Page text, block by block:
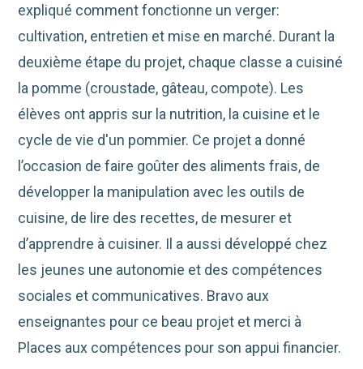
expliqué comment fonctionne un verger:
cultivation, entretien et mise en marché. Durant la
deuxième étape du projet, chaque classe a cuisiné
la pomme (croustade, gâteau, compote). Les
élèves ont appris sur la nutrition, la cuisine et le
cycle de vie d'un pommier. Ce projet a donné
l’occasion de faire goûter des aliments frais, de
développer la manipulation avec les outils de
cuisine, de lire des recettes, de mesurer et
d’apprendre à cuisiner. Il a aussi développé chez
les jeunes une autonomie et des compétences
sociales et communicatives. Bravo aux
enseignantes pour ce beau projet et merci à
Places aux compétences pour son appui financier.